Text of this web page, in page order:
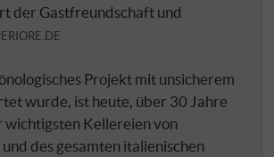
der Gastfreundschaft und
Projekt mit unsicherem
wurde, ist heute, über 30 Jahre
wichtigsten Kellereien von
des gesamten italienischen